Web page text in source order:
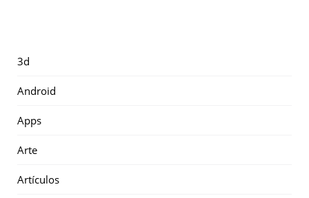
3d
Android
Apps
Arte
Artículos